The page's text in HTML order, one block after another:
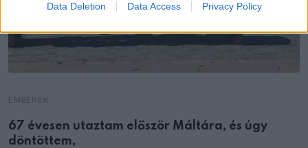
Data Deletion Data Access Privacy Policy
67 évesen utaztam először Máltára, és úgy
döntöttem,